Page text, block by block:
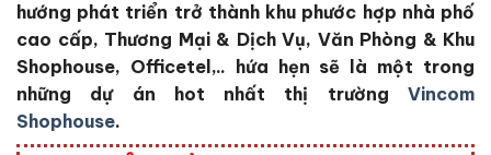
hướng phát triển trở thành khu phước hợp nhà phố
cao cấp, Thương Mại & Dịch Vụ, Văn Phòng & Khu
Shophouse, Officetel,.. hứa hẹn sẽ là một trong
những dự án hot nhất thị trường Vincom
Shophouse.